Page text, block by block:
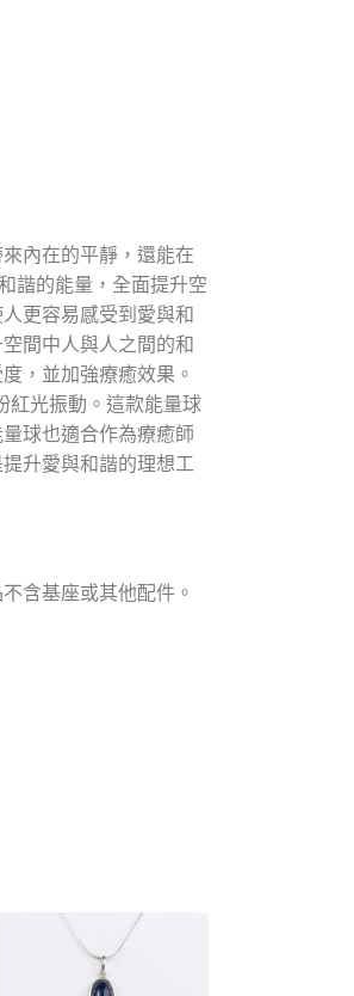
內在的平靜，還能在
諧的能量，全面提升空
更容易感受到愛與和
間中人與人之間的和
，並加強療癒效果。
紅光振動。這款能量球
球也適合作為療癒師
升愛與和諧的理想工
含基座或其他配件。